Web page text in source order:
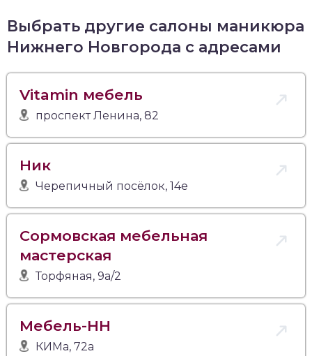
Выбрать другие салоны маникюра
Нижнего Новгорода с адресами
Vitamin мебель
проспект Ленина, 82
Ник
Черепичный посёлок, 14е
Сормовская мебельная
мастерская
Торфяная, 9а/2
Мебель-НН
КИМа, 72а